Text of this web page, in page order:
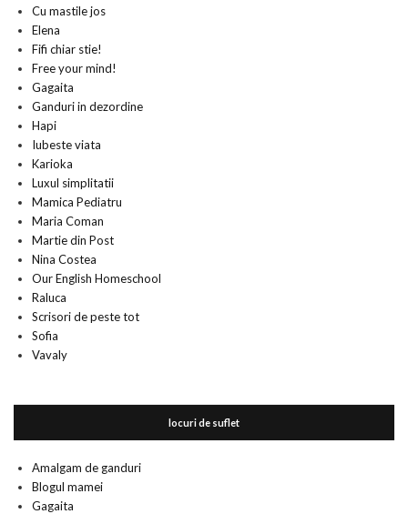
Cu mastile jos
Elena
Fifi chiar stie!
Free your mind!
Gagaita
Ganduri in dezordine
Hapi
Iubeste viata
Karioka
Luxul simplitatii
Mamica Pediatru
Maria Coman
Martie din Post
Nina Costea
Our English Homeschool
Raluca
Scrisori de peste tot
Sofia
Vavaly
locuri de suflet
Amalgam de ganduri
Blogul mamei
Gagaita